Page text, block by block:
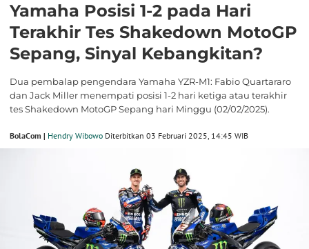
Yamaha Posisi 1-2 pada Hari
Terakhir Tes Shakedown MotoGP
Sepang, Sinyal Kebangkitan?
Dua pembalap pengendara Yamaha YZR-M1: Fabio Quartararo
dan Jack Miller menempati posisi 1-2 hari ketiga atau terakhir
tes Shakedown MotoGP Sepang hari Minggu (02/02/2025).
BolaCom | Hendry Wibowo Diterbitkan 03 Februari 2025, 14:45 WIB